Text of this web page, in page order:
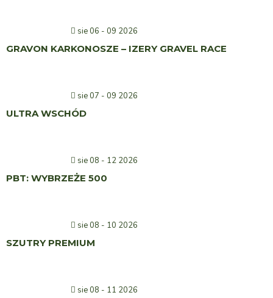
sie 06 - 09 2026
GRAVON KARKONOSZE – IZERY GRAVEL RACE
sie 07 - 09 2026
ULTRA WSCHÓD
sie 08 - 12 2026
PBT: WYBRZEŻE 500
sie 08 - 10 2026
SZUTRY PREMIUM
sie 08 - 11 2026